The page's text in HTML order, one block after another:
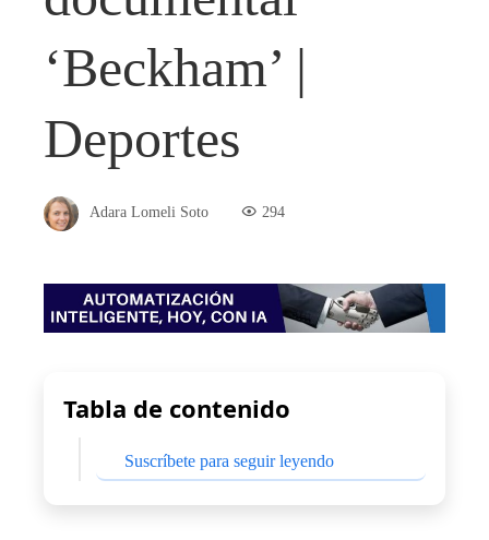
‘Beckham’ |
Deportes
Adara Lomeli Soto 294
Tabla de contenido
Suscríbete para seguir leyendo